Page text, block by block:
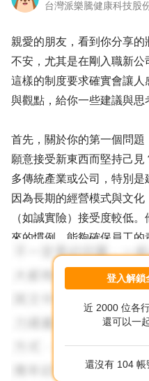
親愛的朋友，看到你分享
不安，尤其是在剛入職新公
這樣的制度要求確實會讓
與觀點，給你一些建議與思
首先，關於你的第一個問
願意接受新東西而堅持己
多傳統產業或公司，特別
因為長期的經營模式與文
（如誠實險）接受度較低
來的慣例，能夠確保員工
願意改變。這不一定是針
層的思維模式使然。
再來，關於保證人制度的
盾。從法律層面來看，台
規定公司必須要求員工提
登入解鎖
近 2000 位各
還可以一
還沒有 104 帳